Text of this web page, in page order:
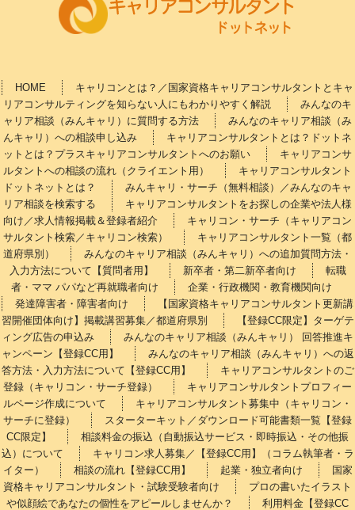
HOME
キャリコンとは？／国家資格キャリアコンサルタントとキャ
リアコンサルティングを知らない人にもわかりやすく解説
みんなのキ
ャリア相談（みんキャリ）に質問する方法
みんなのキャリア相談（み
んキャリ）への相談申し込み
キャリアコンサルタントとは？ドットネ
ットとは？プラスキャリアコンサルタントへのお願い
キャリアコンサ
ルタントへの相談の流れ（クライエント用）
キャリアコンサルタント
ドットネットとは？
みんキャリ・サーチ（無料相談）／みんなのキャ
リア相談を検索する
キャリアコンサルタントをお探しの企業や法人様
向け／求人情報掲載＆登録者紹介
キャリコン・サーチ（キャリアコン
サルタント検索／キャリコン検索）
キャリアコンサルタント一覧（都
道府県別）
みんなのキャリア相談（みんキャリ）への追加質問方法・
入力方法について【質問者用】
新卒者・第二新卒者向け
転職
者・ママ パパなど再就職者向け
企業・行政機関・教育機関向け
発達障害者・障害者向け
【国家資格キャリアコンサルタント更新講
習開催団体向け】掲載講習募集／都道府県別
【登録CC限定】ターゲテ
ィング広告の申込み
みんなのキャリア相談（みんキャリ） 回答推進キ
ャンペーン【登録CC用】
みんなのキャリア相談（みんキャリ）への返
答方法・入力方法について【登録CC用】
キャリアコンサルタントのご
登録（キャリコン・サーチ登録）
キャリアコンサルタントプロフィー
ルページ作成について
キャリアコンサルタント募集中（キャリコン・
サーチに登録）
スターターキット／ダウンロード可能書類一覧【登録
CC限定】
相談料金の振込（自動振込サービス・即時振込・その他振
込）について
キャリコン求人募集／【登録CC用】（コラム執筆者・ラ
イター）
相談の流れ【登録CC用】 起業・独立者向け
国家
資格キャリアコンサルタント・試験受験者向け
プロの書いたイラスト
や似顔絵であなたの個性をアピールしませんか？
利用料金【登録CC